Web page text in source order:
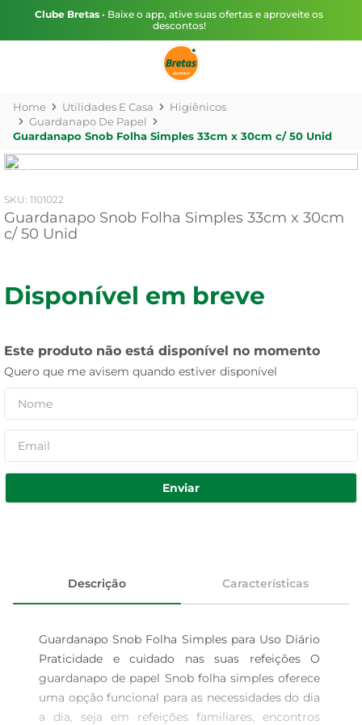
Clube Bretas • Baixe o app, ative suas ofertas e aproveite os
descontos!
Utilidades E Casa
Higiênicos
Guardanapo De Papel
Guardanapo Snob Folha Simples 33cm x 30cm c/ 50 Unid
: 1101022
Guardanapo Snob Folha Simples 33cm x 30cm
c/ 50 Unid
Disponível em breve
Este produto não está disponível no momento
Quero que me avisem quando estiver disponível
Enviar
Descrição Características
Guardanapo Snob Folha Simples para Uso Diário
Praticidade e cuidado nas suas refeições O
guardanapo de papel Snob folha simples oferece
uma opção funcional para as necessidades do dia
a dia, seja em refeições familiares, encontros